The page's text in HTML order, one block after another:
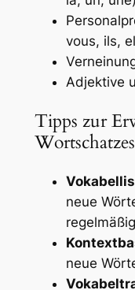
vous, ils,
Adjektive
Tipps zur
Wortschatzes
neue
neue